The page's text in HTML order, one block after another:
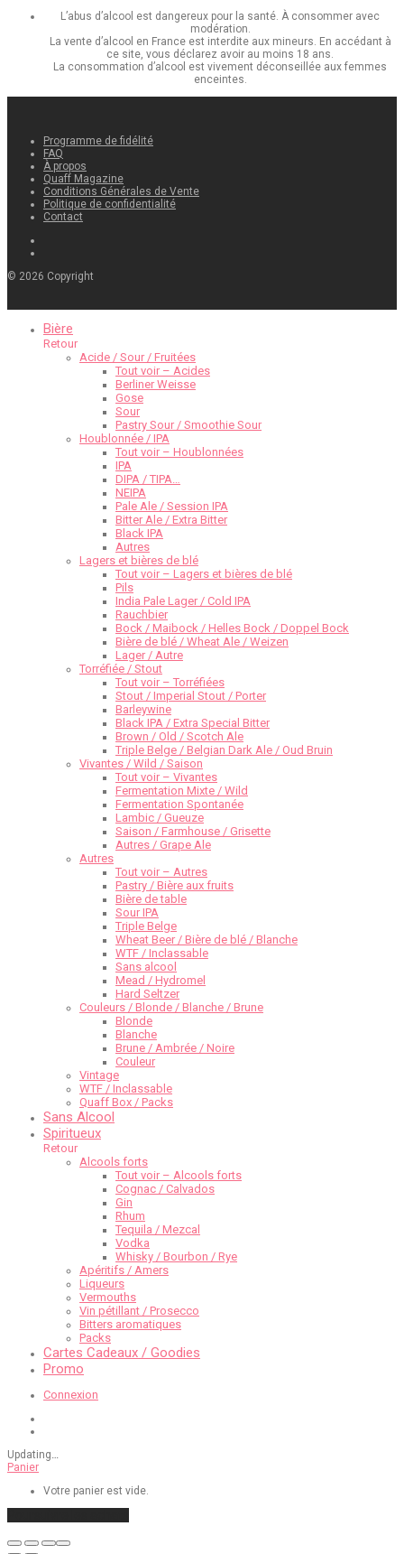
L’abus d’alcool est dangereux pour la santé. À consommer avec
modération.
La vente d’alcool en France est interdite aux mineurs. En accédant à
ce site, vous déclarez avoir au moins 18 ans.
La consommation d’alcool est vivement déconseillée aux femmes
enceintes.
Programme de fidélité
FAQ
À propos
Quaff Magazine
Conditions Générales de Vente
Politique de confidentialité
Contact
© 2026 Copyright
Bière
Retour
Acide / Sour / Fruitées
Tout voir – Acides
Berliner Weisse
Gose
Sour
Pastry Sour / Smoothie Sour
Houblonnée / IPA
Tout voir – Houblonnées
IPA
DIPA / TIPA…
NEIPA
Pale Ale / Session IPA
Bitter Ale / Extra Bitter
Black IPA
Autres
Lagers et bières de blé
Tout voir – Lagers et bières de blé
Pils
India Pale Lager / Cold IPA
Rauchbier
Bock / Maibock / Helles Bock / Doppel Bock
Bière de blé / Wheat Ale / Weizen
Lager / Autre
Torréfiée / Stout
Tout voir – Torréfiées
Stout / Imperial Stout / Porter
Barleywine
Black IPA / Extra Special Bitter
Brown / Old / Scotch Ale
Triple Belge / Belgian Dark Ale / Oud Bruin
Vivantes / Wild / Saison
Tout voir – Vivantes
Fermentation Mixte / Wild
Fermentation Spontanée
Lambic / Gueuze
Saison / Farmhouse / Grisette
Autres / Grape Ale
Autres
Tout voir – Autres
Pastry / Bière aux fruits
Bière de table
Sour IPA
Triple Belge
Wheat Beer / Bière de blé / Blanche
WTF / Inclassable
Sans alcool
Mead / Hydromel
Hard Seltzer
Couleurs / Blonde / Blanche / Brune
Blonde
Blanche
Brune / Ambrée / Noire
Couleur
Vintage
WTF / Inclassable
Quaff Box / Packs
Sans Alcool
Spiritueux
Retour
Alcools forts
Tout voir – Alcools forts
Cognac / Calvados
Gin
Rhum
Tequila / Mezcal
Vodka
Whisky / Bourbon / Rye
Apéritifs / Amers
Liqueurs
Vermouths
Vin pétillant / Prosecco
Bitters aromatiques
Packs
Cartes Cadeaux / Goodies
Promo
Connexion
Updating…
Panier
Votre panier est vide.